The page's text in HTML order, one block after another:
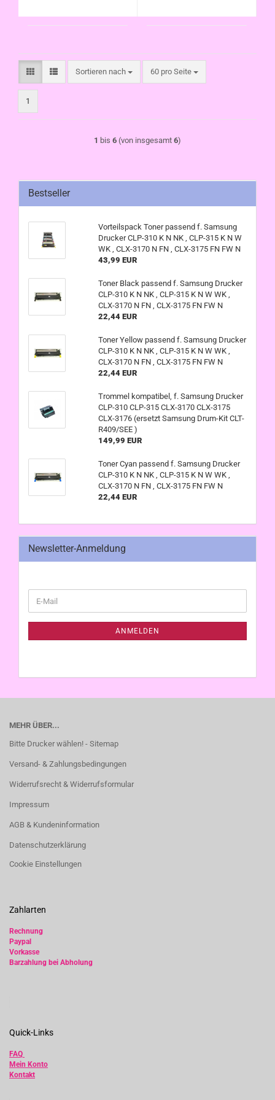
Sortieren nach
Sortieren nach 60 pro Seite
pro Seite
1
1 bis 6 (von insgesamt 6)
Bestseller
Vorteilspack Toner passend f. Samsung
Drucker CLP-310 K N NK , CLP-315 K N W
WK , CLX-3170 N FN , CLX-3175 FN FW N
43,99 EUR
Toner Black passend f. Samsung Drucker
CLP-310 K N NK , CLP-315 K N W WK ,
CLX-3170 N FN , CLX-3175 FN FW N
22,44 EUR
Toner Yellow passend f. Samsung Drucker
CLP-310 K N NK , CLP-315 K N W WK ,
CLX-3170 N FN , CLX-3175 FN FW N
22,44 EUR
Trommel kompatibel, f. Samsung Drucker
CLP-310 CLP-315 CLX-3170 CLX-3175
CLX-3176 (ersetzt Samsung Drum-Kit CLT-
R409/SEE )
149,99 EUR
Toner Cyan passend f. Samsung Drucker
CLP-310 K N NK , CLP-315 K N W WK ,
CLX-3170 N FN , CLX-3175 FN FW N
22,44 EUR
Newsletter-Anmeldung
ZUR
E-
Mail
ANMELDEN
MEHR ÜBER...
Bitte Drucker wählen! - Sitemap
Versand- & Zahlungsbedingungen
Widerrufsrecht & Widerrufsformular
Impressum
AGB & Kundeninformation
Datenschutzerklärung
Cookie Einstellungen
Zahlarten
Rechnung
Paypal
Vorkasse
Barzahlung bei Abholung
Quick-Links
FAQ
Mein Konto
Kontakt